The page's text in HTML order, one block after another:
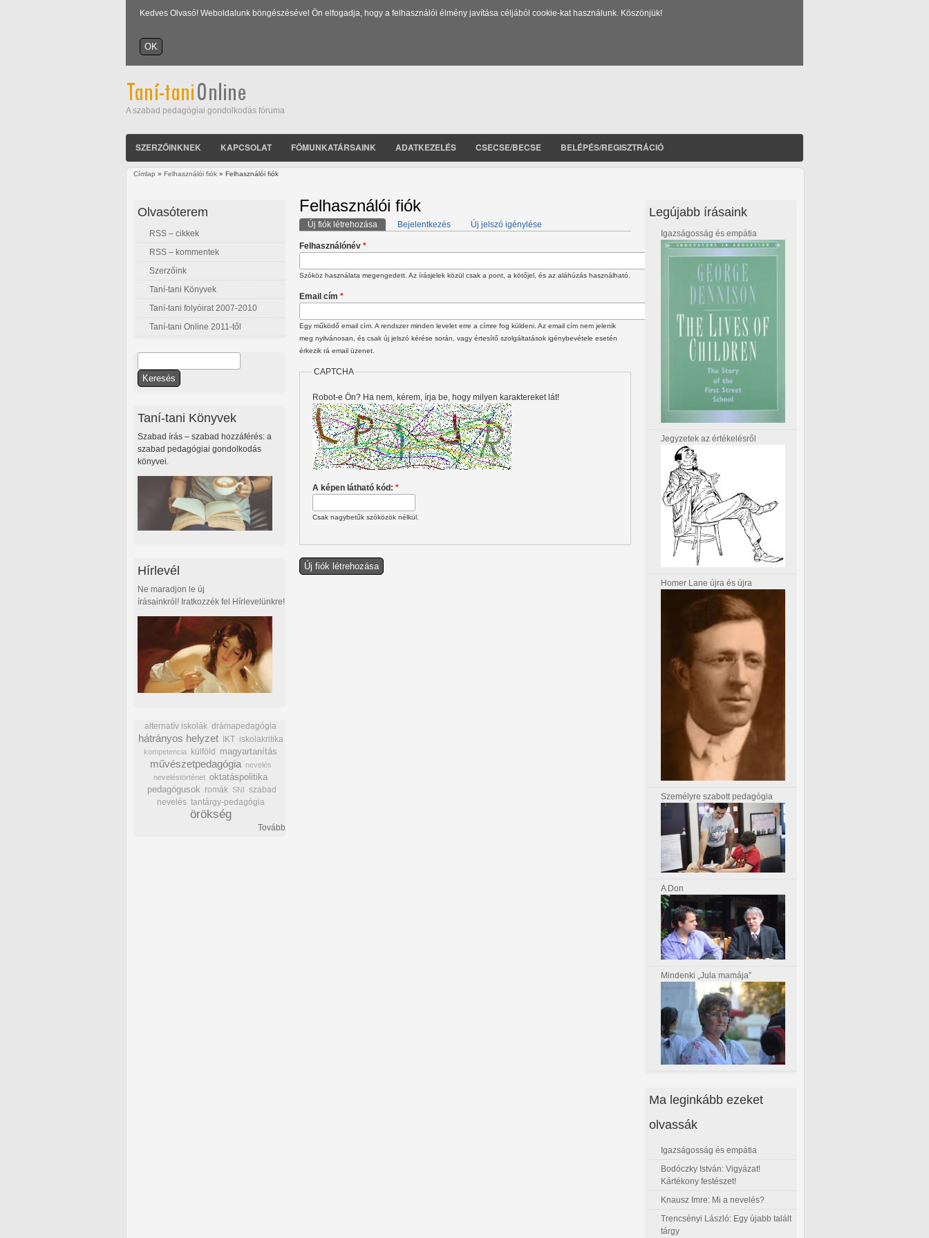
Kedves Olvasó! Weboldalunk böngészésével Ön elfogadja, hogy a felhasználói élmény javítása céljából cookie-kat használunk. Köszönjük!
A szabad pedagógiai gondolkodás fóruma
SZERZŐINKNEK KAPCSOLAT FŐMUNKATÁRSAINK ADATKEZELÉS CSECSE/BECSE BELÉPÉS/REGISZTRÁCIÓ
Címlap » Felhasználói fiók » Felhasználói fiók
Felhasználói fiók
Elsődleges fülek
Új fiók létrehozása (aktív fül)Bejelentkezés Új jelszó igénylése
Felhasználónév *
Szóköz használata megengedett. Az írásjelek közül csak a pont, a kötőjel, és az aláhúzás használható.
Email cím *
Egy működő email cím. A rendszer minden levelet erre a címre fog küldeni. Az email cím nem jelenik
meg nyilvánosan, és csak új jelszó kérése során, vagy értesítő szolgáltatások igénybevétele esetén
érkezik rá email üzenet.
CAPTCHA
Robot-e Ön? Ha nem, kérem, írja be, hogy milyen karaktereket lát!
A képen látható kód:*
Csak nagybetűk szóközök nélkül.
Olvasóterem
RSS – cikkek
RSS – kommentek
Szerzőink
Taní-tani Könyvek
Taní-tani folyóirat 2007-2010
Taní-tani Online 2011-től
Keresés űrlap
Taní-tani Könyvek
Szabad írás – szabad hozzáférés: a
szabad pedagógiai gondolkodás
könyvei.
Hírlevél
Ne maradjon le új
írásainkról! Iratkozzék fel Hírlevelünkre!
alternatív iskolák drámapedagógia
hátrányos helyzet IKT iskolakritika
kompetencia külföld magyartanítás
művészetpedagógia
nevelés
neveléstörténet oktatáspolitika
pedagógusok romák SNI szabad
nevelés tantárgy-pedagógia
örökség
Tovább
Legújabb írásaink
Igazságosság és empátia
Jegyzetek az értékelésről
Homer Lane újra és újra
Személyre szabott pedagógia
A Don
Mindenki „Jula mamája”
Ma leginkább ezeket
olvassák
Igazságosság és empátia
Bodóczky István: Vigyázat!
Kártékony festészet!
Knausz Imre: Mi a nevelés?
Trencsényi László: Egy újabb talált
tárgy